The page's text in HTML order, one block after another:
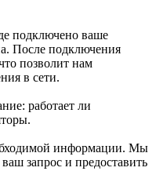
подключено ваше
После подключения
позволит нам
в сети.
работает ли
информации. Мы
запрос и предоставить